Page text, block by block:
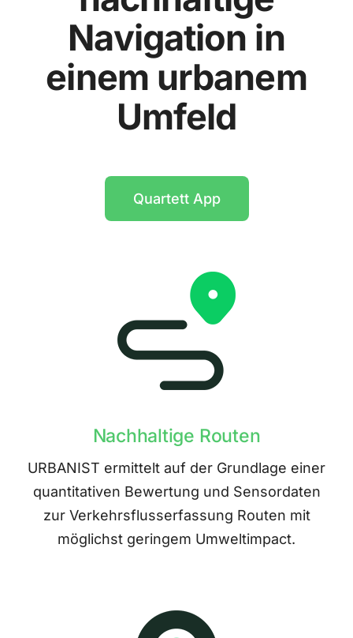
Navigation in
einem urbanem
Umfeld
Quartett App
Nachhaltige Routen
URBANIST ermittelt auf der Grundlage einer
quantitativen Bewertung und Sensordaten
zur Verkehrsflusserfassung Routen mit
möglichst geringem Umweltimpact.